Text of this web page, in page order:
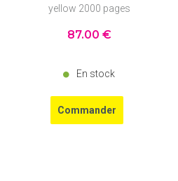
yellow 2000 pages
87.00 €
En stock